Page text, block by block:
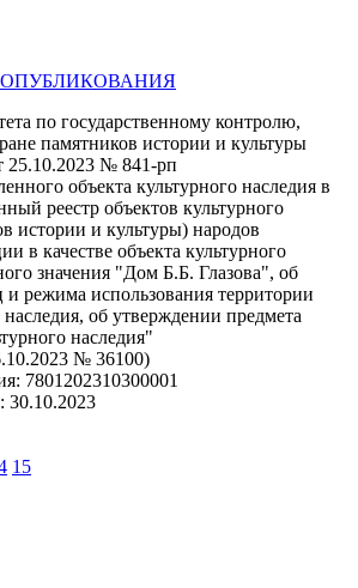
по государственному контролю,
памятников истории и культуры
25.10.2023 № 841-рп
объекта культурного наследия в
реестр объектов культурного
истории и культуры) народов
в качестве объекта культурного
значения "Дом Б.Б. Глазова", об
режима использования территории
наследия, об утверждении предмета
наследия"
№ 36100)
7801202310300001
30.10.2023
15